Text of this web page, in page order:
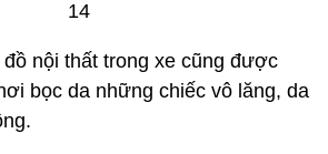
nội thất trong xe cũng được
bọc da những chiếc vô lăng, da